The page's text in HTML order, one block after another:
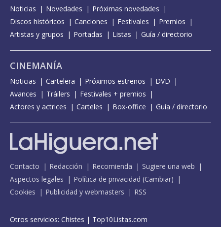
Noticias Novedades
Próximas novedades
Discos históricos
Canciones Festivales
Premios
Artistas y grupos
Portadas Listas Guía / directorio
CINEMANÍA
Noticias Cartelera Próximos estrenos
DVD
Avances
Tráilers
Festivales + premios
Actores y actrices
Carteles Box-office Guía / directorio
Contacto Redacción Recomienda
Sugiere una web
Aspectos legales
Política de privacidad (Cambiar)
Cookies
Publicidad y webmasters RSS
Otros servicios: Chistes | Top10Listas.com